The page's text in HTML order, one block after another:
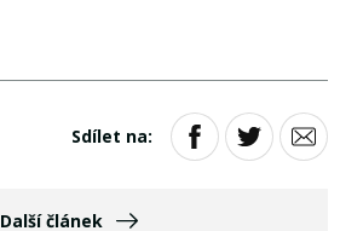
Sdílet na:
Další článek